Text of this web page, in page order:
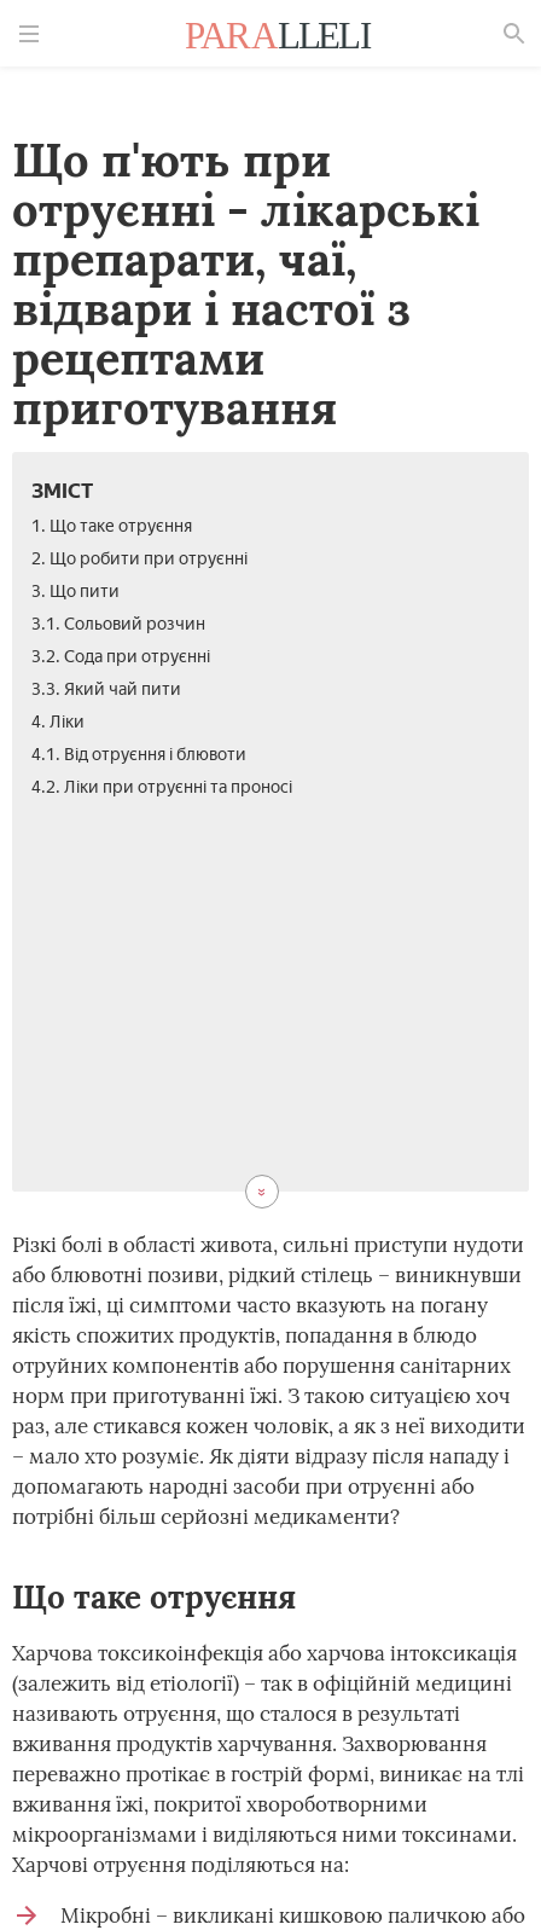
Що п'ють при
отруєнні - лікарські
препарати, чаї,
відвари і настої з
рецептами
приготування
ЗМІСТ
1. Що таке отруєння
2. Що робити при отруєнні
3. Що пити
3.1. Сольовий розчин
3.2. Сода при отруєнні
3.3. Який чай пити
4. Ліки
4.1. Від отруєння і блювоти
4.2. Ліки при отруєнні та проносі
Різкі болі в області живота, сильні приступи нудоти
або блювотні позиви, рідкий стілець – виникнувши
після їжі, ці симптоми часто вказують на погану
якість спожитих продуктів, попадання в блюдо
отруйних компонентів або порушення санітарних
норм при приготуванні їжі. З такою ситуацією хоч
раз, але стикався кожен чоловік, а як з неї виходити
– мало хто розуміє. Як діяти відразу після нападу і
допомагають народні засоби при отруєнні або
потрібні більш серйозні медикаменти?
Що таке отруєння
Харчова токсикоінфекція або харчова інтоксикація
(залежить від етіології) – так в офіційній медицині
називають отруєння, що сталося в результаті
вживання продуктів харчування. Захворювання
переважно протікає в гострій формі, виникає на тлі
вживання їжі, покритої хвороботворними
мікроорганізмами і виділяються ними токсинами.
Харчові отруєння поділяються на:
Мікробні – викликані кишковою паличкою або